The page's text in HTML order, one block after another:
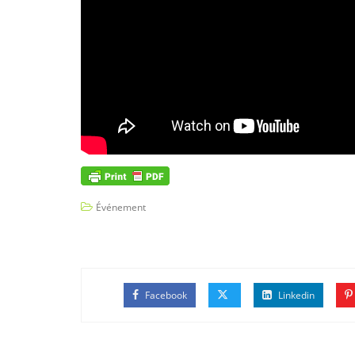
Événement
Facebook Linkedin